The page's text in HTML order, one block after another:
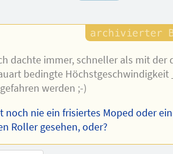
dachte immer, schneller als mit der
bedingte Höchstgeschwindigkeit
werden ;-)
noch nie ein frisiertes Moped oder
Roller gesehen, oder?